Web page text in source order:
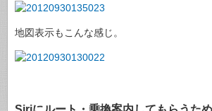
地図表示もこんな感じ。